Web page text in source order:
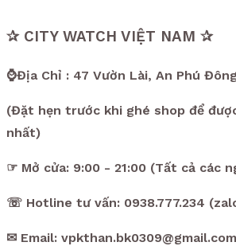
✰ CITY WATCH VIỆT NAM ✰
⌚Địa Chỉ : 47 Vườn Lài, An Phú
(Đặt hẹn trước khi ghé shop để
nhất)
☞ Mở cửa: 9:00 - 21:00 (Tất cả các
☏ Hotline tư vấn: 0938.777.234
✉ Email: vpkthan.bk0309@gmail.com